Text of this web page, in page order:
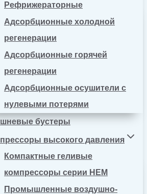
Рефрижераторные
Адсорбционные холодной
регенерации
Адсорбционные горячей
регенерации
Адсорбционные осушители с
нулевыми потерями
бустеры
высокого давления
Компактные геливые
компрессоры серии HEM
Промышленные воздушно-